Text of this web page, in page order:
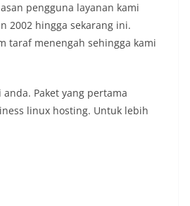
pengguna layanan kami
2002 hingga sekarang ini.
taraf menengah sehingga kami
Paket yang pertama
linux hosting. Untuk lebih